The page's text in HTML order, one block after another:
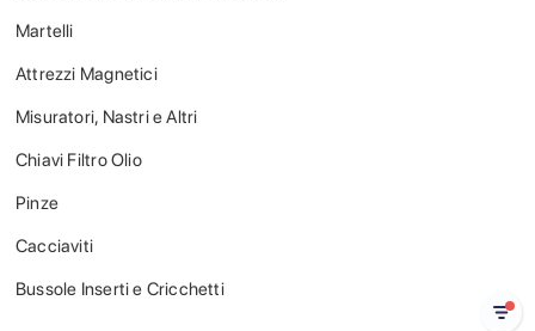
Martelli
Attrezzi Magnetici
Misuratori, Nastri e Altri
Chiavi Filtro Olio
Pinze
Cacciaviti
Bussole Inserti e Cricchetti